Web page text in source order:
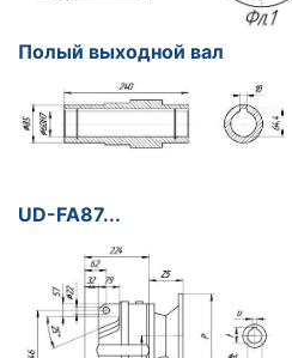
Полый выходной вал
UD-FA87...